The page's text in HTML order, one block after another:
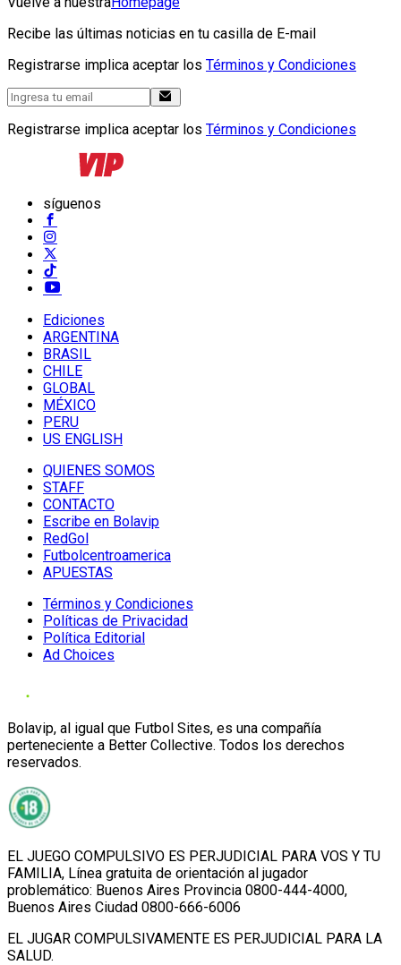
Recibe las últimas noticias en tu casilla de E-mail
Registrarse implica aceptar los Términos y Condiciones
Registrarse implica aceptar los Términos y Condiciones
síguenos
Ediciones
ARGENTINA
BRASIL
CHILE
GLOBAL
MÉXICO
PERU
US ENGLISH
QUIENES SOMOS
STAFF
CONTACTO
Escribe en Bolavip
RedGol
Futbolcentroamerica
APUESTAS
Términos y Condiciones
Políticas de Privacidad
Política Editorial
Ad Choices
Bolavip, al igual que Futbol Sites, es una compañía
perteneciente a Better Collective. Todos los derechos
reservados.
EL JUEGO COMPULSIVO ES PERJUDICIAL PARA VOS Y TU
FAMILIA, Línea gratuita de orientación al jugador
problemático: Buenos Aires Provincia 0800-444-4000,
Buenos Aires Ciudad 0800-666-6006
EL JUGAR COMPULSIVAMENTE ES PERJUDICIAL PARA LA
SALUD.